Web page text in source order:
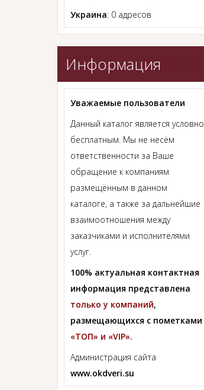
Украина: 0 адресов
Информация
Уважаемые пользователи
Данный каталог является условно
бесплатным. Мы не несём
ответственности за Ваше
обращение к компаниям
размещённым в данном
каталоге, а также за дальнейшие
взаимоотношения между
заказчиками и исполнителями
услуг.
100% актуальная контактная
информация представлена
только у компаний,
размещающихся с пометками
«ТОП» и «VIP».
Администрация сайта
www.okdveri.su